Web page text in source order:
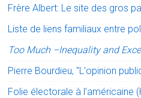
Frère Albert: Le site des gros
Liste de liens familiaux entre
Too Much –Inequality and
Pierre Bourdieu, "L'opinion
Folie électorale à l’américaine